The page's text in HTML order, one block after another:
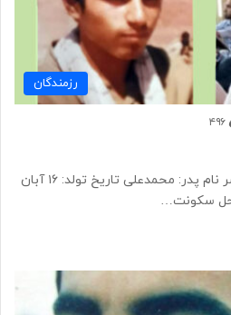
رزمندگان
۴۹۶
نام و نام خانوادگی: مهدی زادسر نام پدر: محمدعلی تاریخ تولد: ۱۶ آبان